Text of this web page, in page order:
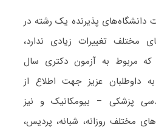
دانشگاه‌های پذیرنده یک رشته در
مختلف تغییرات زیادی ندارد،
که مربوط به آزمون دکتری سال
داوطلبان عزیز جهت اطلاع از
پزشکی – بیومکانیک و نیز
مختلف روزانه، شبانه، پردیس،